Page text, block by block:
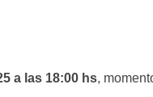
a las 18:00 hs,